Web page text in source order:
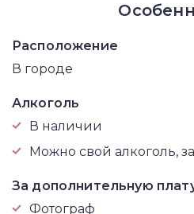
Расположение
В городе
Алкоголь
В наличии
Можно свой алкоголь,
За дополнительную
Фотограф